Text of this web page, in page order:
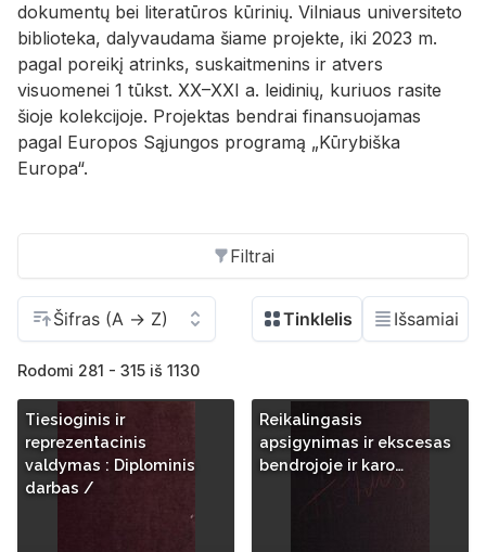
dokumentų bei literatūros kūrinių. Vilniaus universiteto
biblioteka, dalyvaudama šiame projekte, iki 2023 m.
pagal poreikį atrinks, suskaitmenins ir atvers
visuomenei 1 tūkst. XX–XXI a. leidinių, kuriuos rasite
šioje kolekcijoje. Projektas bendrai finansuojamas
pagal Europos Sąjungos programą „Kūrybiška
Europa“.
Filtrai
Rodomi 281 - 315 iš 1130
Tiesioginis ir
reprezentacinis
valdymas : Diplominis
darbas /
Reikalingasis
apsigynimas ir ekscesas
bendrojoje ir karo…